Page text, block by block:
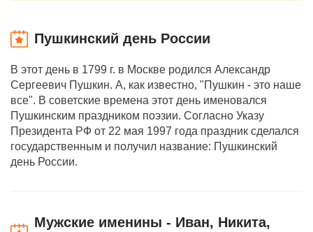
Пушкинский день России
В этот день в 1799 г. в Москве родился Александр
Сергеевич Пушкин. А, как известно, "Пушкин - это наше
все". В советские времена этот день именовался
Пушкинским праздником поэзии. Согласно Указу
Президента РФ от 22 мая 1997 года праздник сделался
государственным и получил название: Пушкинский
день России.
Мужские именины - Иван, Никита,